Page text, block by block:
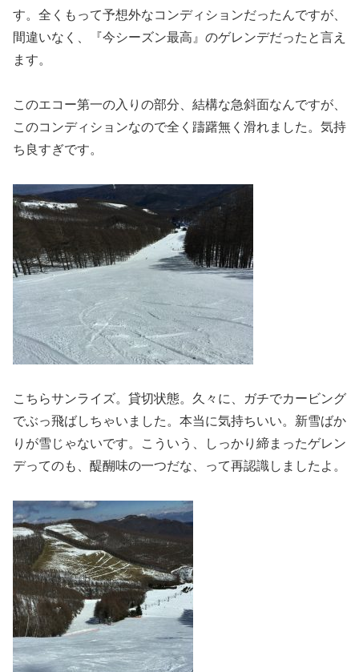
す。全くもって予想外なコンディションだったんですが、
間違いなく、『今シーズン最高』のゲレンデだったと言え
ます。
このエコー第一の入りの部分、結構な急斜面なんですが、
このコンディションなので全く躊躇無く滑れました。気持
ち良すぎです。
こちらサンライズ。貸切状態。久々に、ガチでカービング
でぶっ飛ばしちゃいました。本当に気持ちいい。新雪ばか
りが雪じゃないです。こういう、しっかり締まったゲレン
デってのも、醍醐味の一つだな、って再認識しましたよ。